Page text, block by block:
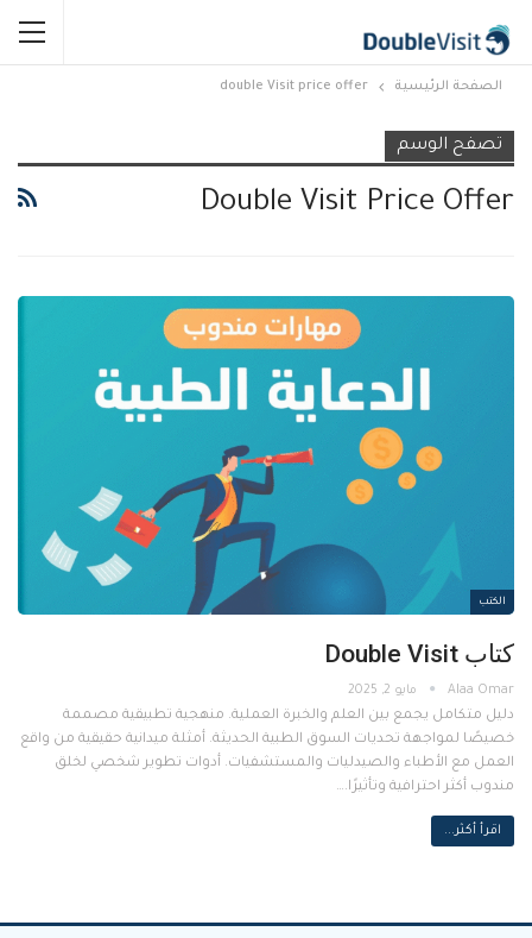
الصفحة الرئيسية double Visit price offer
تصفح الوسم
Double Visit Price Offer
الكتب
كتاب Double Visit
مايو 2, 2025
دليل متكامل يجمع بين العلم والخبرة العملية. منهجية تطبيقية مصممة
خصيصًا لمواجهة تحديات السوق الطبية الحديثة. أمثلة ميدانية حقيقية من واقع
العمل مع الأطباء والصيدليات والمستشفيات. أدوات تطوير شخصي لخلق
مندوب أكثر احترافية وتأثيرًا.…
اقرأ أكثر...